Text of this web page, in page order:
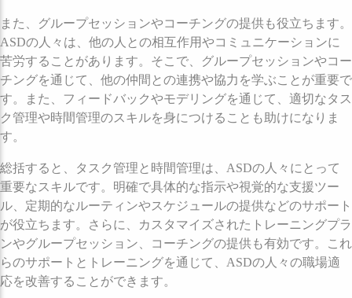
また、グループセッションやコーチングの提供も役立ちます。
ASDの人々は、他の人との相互作用やコミュニケーションに
苦労することがあります。そこで、グループセッションやコー
チングを通じて、他の仲間との連携や協力を学ぶことが重要で
す。また、フィードバックやモデリングを通じて、適切なタス
ク管理や時間管理のスキルを身につけることも助けになりま
す。
総括すると、タスク管理と時間管理は、ASDの人々にとって
重要なスキルです。明確で具体的な指示や視覚的な支援ツー
ル、定期的なルーティンやスケジュールの提供などのサポート
が役立ちます。さらに、カスタマイズされたトレーニングプラ
ンやグループセッション、コーチングの提供も有効です。これ
らのサポートとトレーニングを通じて、ASDの人々の職場適
応を改善することができます。